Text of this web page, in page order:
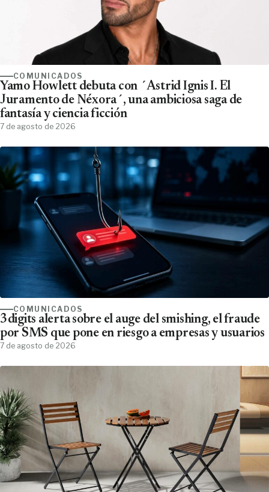
COMUNICADOS
Yamo Howlett debuta con ´Astrid Ignis I. El
Juramento de Néxora´, una ambiciosa saga de
fantasía y ciencia ficción
7 de agosto de 2026
COMUNICADOS
3digits alerta sobre el auge del smishing, el fraude
por SMS que pone en riesgo a empresas y usuarios
7 de agosto de 2026